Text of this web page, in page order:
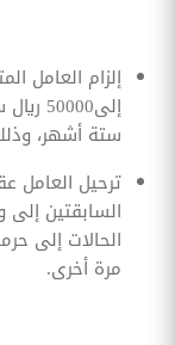
إلزام العامل
ستة أشهر،
ترحيل العامل
السابقتين
الحالات إلى
مرة أخرى.